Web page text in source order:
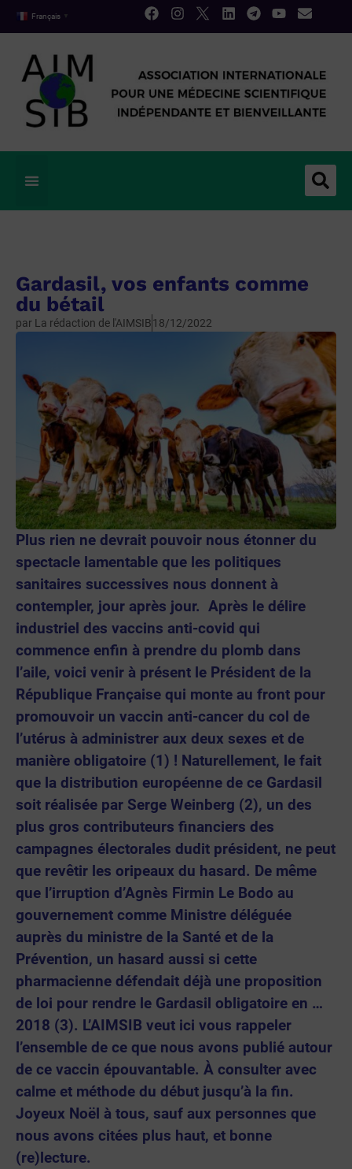
Français ▼
Gardasil, vos enfants comme
du bétail
par La rédaction de l'AIMSIB18/12/2022
Plus rien ne devrait pouvoir nous étonner du
spectacle lamentable que les politiques
sanitaires successives nous donnent à
contempler, jour après jour. Après le délire
industriel des vaccins anti-covid qui
commence enfin à prendre du plomb dans
l’aile, voici venir à présent le Président de la
République Française qui monte au front pour
promouvoir un vaccin anti-cancer du col de
l’utérus à administrer aux deux sexes et de
manière obligatoire (1) ! Naturellement, le fait
que la distribution européenne de ce Gardasil
soit réalisée par Serge Weinberg (2), un des
plus gros contributeurs financiers des
campagnes électorales dudit président, ne peut
que revêtir les oripeaux du hasard. De même
que l’irruption d’Agnès Firmin Le Bodo au
gouvernement comme Ministre déléguée
auprès du ministre de la Santé et de la
Prévention, un hasard aussi si cette
pharmacienne défendait déjà une proposition
de loi pour rendre le Gardasil obligatoire en …
2018 (3). L’AIMSIB veut ici vous rappeler
l’ensemble de ce que nous avons publié autour
de ce vaccin épouvantable. À consulter avec
calme et méthode du début jusqu’à la fin.
Joyeux Noël à tous, sauf aux personnes que
nous avons citées plus haut, et bonne
(re)lecture.